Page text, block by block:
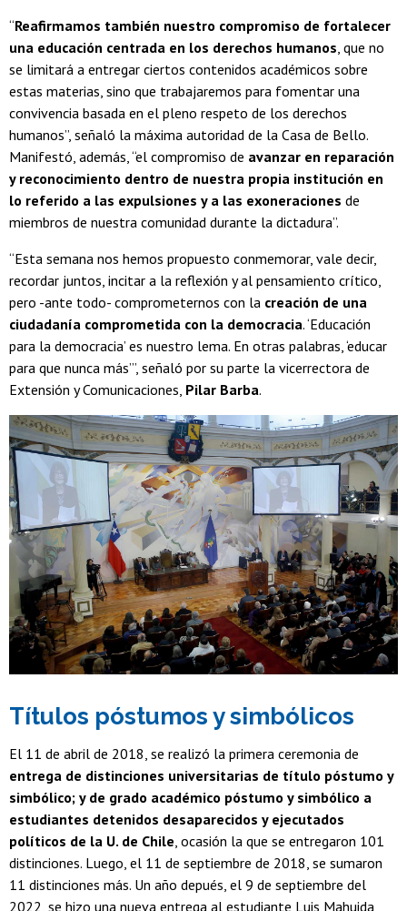
“Reafirmamos también nuestro compromiso de fortalecer
una educación centrada en los derechos humanos, que no
se limitará a entregar ciertos contenidos académicos sobre
estas materias, sino que trabajaremos para fomentar una
convivencia basada en el pleno respeto de los derechos
humanos”, señaló la máxima autoridad de la Casa de Bello.
Manifestó, además, “el compromiso de avanzar en reparación
y reconocimiento dentro de nuestra propia institución en
lo referido a las expulsiones y a las exoneraciones de
miembros de nuestra comunidad durante la dictadura”.
“Esta semana nos hemos propuesto conmemorar, vale decir,
recordar juntos, incitar a la reflexión y al pensamiento crítico,
pero -ante todo- comprometernos con la creación de una
ciudadanía comprometida con la democracia. ‘Educación
para la democracia’ es nuestro lema. En otras palabras, ‘educar
para que nunca más’”, señaló por su parte la vicerrectora de
Extensión y Comunicaciones, Pilar Barba.
Títulos póstumos y simbólicos
El 11 de abril de 2018, se realizó la primera ceremonia de
entrega de distinciones universitarias de título póstumo y
simbólico; y de grado académico póstumo y simbólico a
estudiantes detenidos desaparecidos y ejecutados
políticos de la U. de Chile, ocasión la que se entregaron 101
distinciones. Luego, el 11 de septiembre de 2018, se sumaron
11 distinciones más. Un año depués, el 9 de septiembre del
2022, se hizo una nueva entrega al estudiante Luis Mahuida